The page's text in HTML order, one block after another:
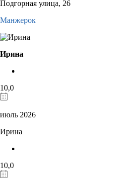
Подгорная улица, 26
Манжерок
Ирина
10,0
июль 2026
Ирина
10,0